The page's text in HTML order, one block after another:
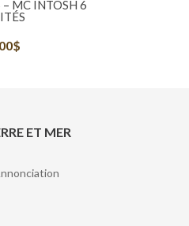
– MC INTOSH 6
$
ET MER